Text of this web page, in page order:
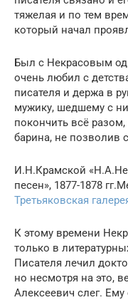
тяжелая и по тем
который начал
Был с Некрасовым
очень любил с
писателя и держа в
мужику, шедшему с
покончить всё
барина, не позволив
И.Н.Крамской
песен», 1877-1878
Третьяковская
К этому времени
только в
Писателя лечил
но несмотря на это,
Алексеевич слег.